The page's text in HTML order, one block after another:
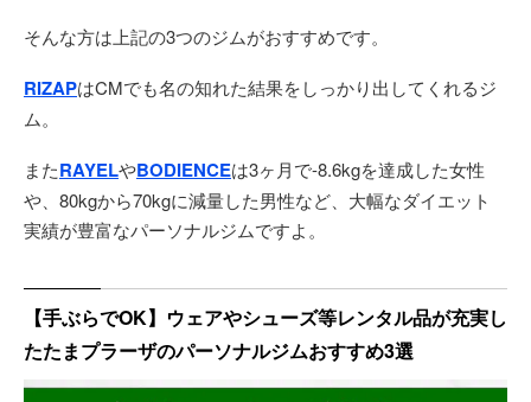
そんな方は上記の3つのジムがおすすめです。
RIZAPはCMでも名の知れた結果をしっかり出してくれるジ
ム。
またRAYELやBODIENCEは3ヶ月で-8.6kgを達成した女性
や、80kgから70kgに減量した男性など、大幅なダイエット
実績が豊富なパーソナルジムですよ。
【手ぶらでOK】ウェアやシューズ等レンタル品が充実し
たたまプラーザのパーソナルジムおすすめ3選